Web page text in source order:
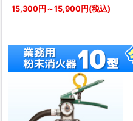
15,300円 ～15,900円 (税込)